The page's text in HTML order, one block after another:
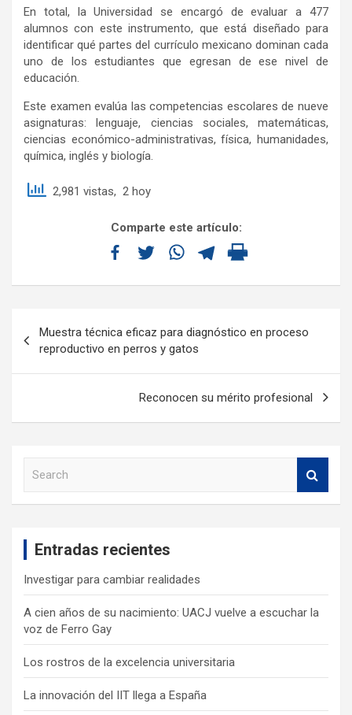
En total, la Universidad se encargó de evaluar a 477
alumnos con este instrumento, que está diseñado para
identificar qué partes del currículo mexicano dominan cada
uno de los estudiantes que egresan de ese nivel de
educación.
Este examen evalúa las competencias escolares de nueve
asignaturas: lenguaje, ciencias sociales, matemáticas,
ciencias económico-administrativas, física, humanidades,
química, inglés y biología.
2,981 vistas, 2 hoy
Comparte este artículo:
Muestra técnica eficaz para diagnóstico en proceso
reproductivo en perros y gatos
Reconocen su mérito profesional
Entradas recientes
Investigar para cambiar realidades
A cien años de su nacimiento: UACJ vuelve a escuchar la
voz de Ferro Gay
Los rostros de la excelencia universitaria
La innovación del IIT llega a España